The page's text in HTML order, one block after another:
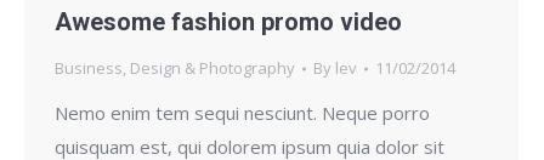
Awesome fashion promo video
Business, Design & Photography By lev 11/02/2014
Nemo enim tem sequi nesciunt. Neque porro
quisquam est, qui dolorem ipsum quia dolor sit